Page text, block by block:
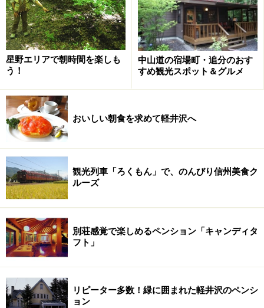
星野エリアで朝時間を楽しも
う！
中山道の宿場町・追分のおす
すめ観光スポット＆グルメ
おいしい朝食を求めて軽井沢へ
観光列車「ろくもん」で、のんびり信州美食ク
ルーズ
別荘感覚で楽しめるペンション「キャンディタ
フト」
リピーター多数！緑に囲まれた軽井沢のペンシ
ョン